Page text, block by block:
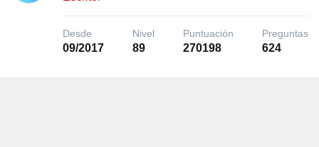
Desde
09/2017
Nivel
89
Puntuación
270198
Preguntas
624